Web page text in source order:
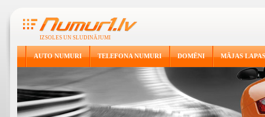
IZSOLES UN SLUDINĀJUMI
AUTO NUMURI TELEFONA NUMURI DOMĒNI MĀJAS LAPAS